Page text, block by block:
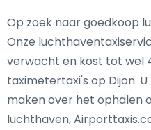
Op zoek naar goedkoop
Onze
verwacht en kost tot wel
taximetertaxi's op Dijon.
maken over het ophalen
luchthaven,